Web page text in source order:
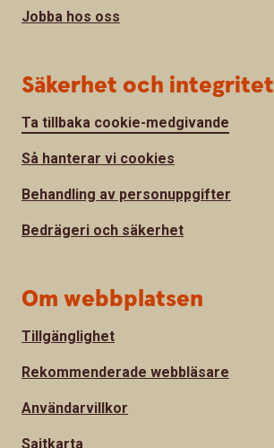
Jobba hos oss
Säkerhet och integritet
Ta tillbaka cookie-medgivande
Så hanterar vi cookies
Behandling av personuppgifter
Bedrägeri och säkerhet
Om webbplatsen
Tillgänglighet
Rekommenderade webbläsare
Användarvillkor
Sajtkarta